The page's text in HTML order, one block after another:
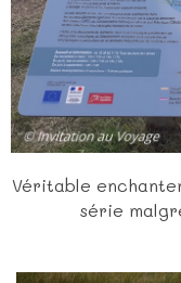
Véritable
série